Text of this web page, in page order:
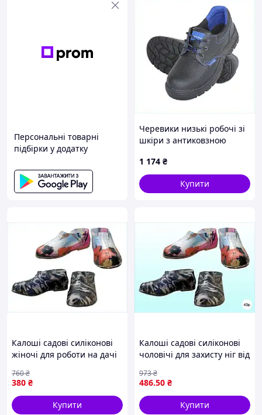
Персональні товарні
підбірки у додатку
Черевики низькі робочі зі
шкіри з антиковзною
1 174 ₴
Купити
Калоші садові силіконові
жіночі для роботи на дачі
непромокальні 38-й розмір
380 ₴
760₴
Купити
Калоші садові силіконові
чоловічі для захисту ніг від
теплі
486.50 ₴
973₴
Купити